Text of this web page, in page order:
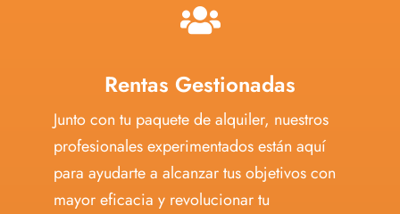
Rentas Gestionadas
Junto con tu paquete de alquiler, nuestros
profesionales experimentados están aquí
para ayudarte a alcanzar tus objetivos con
mayor eficacia y revolucionar tu